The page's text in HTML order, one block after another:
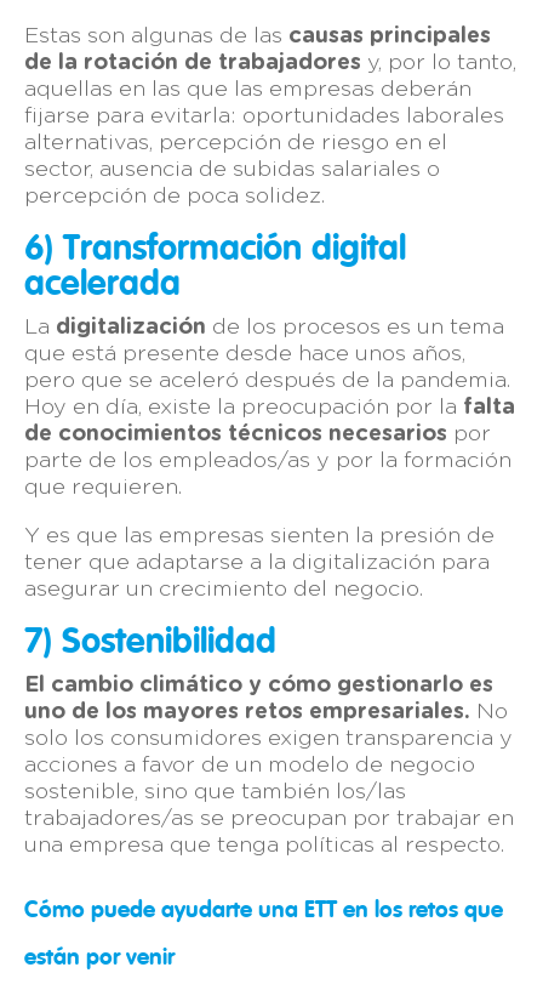
Estas son algunas de las causas principales
de la rotación de trabajadores y, por lo tanto,
aquellas en las que las empresas deberán
fijarse para evitarla: oportunidades laborales
alternativas, percepción de riesgo en el
sector, ausencia de subidas salariales o
percepción de poca solidez.
6) Transformación digital
acelerada
La digitalización de los procesos es un tema
que está presente desde hace unos años,
pero que se aceleró después de la pandemia.
Hoy en día, existe la preocupación por la falta
de conocimientos técnicos necesarios por
parte de los empleados/as y por la formación
que requieren.
Y es que las empresas sienten la presión de
tener que adaptarse a la digitalización para
asegurar un crecimiento del negocio.
7) Sostenibilidad
El cambio climático y cómo gestionarlo es
uno de los mayores retos empresariales. No
solo los consumidores exigen transparencia y
acciones a favor de un modelo de negocio
sostenible, sino que también los/las
trabajadores/as se preocupan por trabajar en
una empresa que tenga políticas al respecto.
Cómo puede ayudarte una ETT en los retos que
están por venir